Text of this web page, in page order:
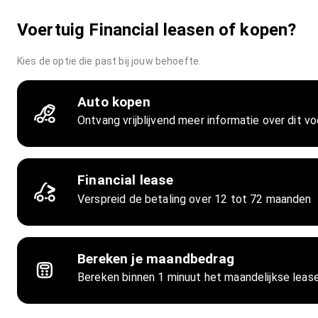
Voertuig Financial leasen of kopen?
Kies de optie die past bij jouw behoefte.
Auto kopen
Ontvang vrijblijvend meer informatie over dit
Financial lease
Verspreid de betaling over 12 tot 72 maanden
Bereken je maandbedrag
Bereken binnen 1 minuut het maandelijkse